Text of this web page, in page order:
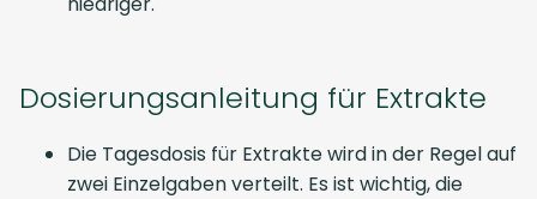
Dosierungsanleitung für Extrakte
Die Tagesdosis für Extrakte wird in der Regel auf
zwei Einzelgaben verteilt. Es ist wichtig, die